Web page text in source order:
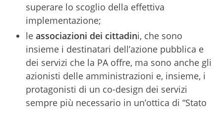
superare lo scoglio della effettiva
implementazione;
le associazioni dei cittadini, che sono
insieme i destinatari dell’azione pubblica e
dei servizi che la PA offre, ma sono anche gli
azionisti delle amministrazioni e, insieme, i
protagonisti di un co-design dei servizi
sempre più necessario in un’ottica di “Stato